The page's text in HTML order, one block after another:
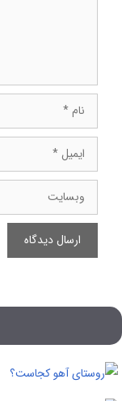
ایمیل
وبسایت